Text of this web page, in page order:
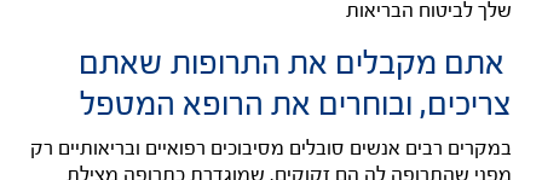
שלך לביטוח הבריאות
אתם מקבלים את התרופות שאתם
צריכים, ובוחרים את הרופא המטפל
במקרים רבים אנשים סובלים מסיבוכים רפואיים ובריאותיים רק
מפני שהתרופה לה הם זקוקים, שמוגדרת כתרופה מצילת